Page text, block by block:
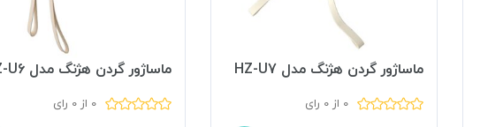
ماساژور گردن هژنگ مدل HZ-U7
0 از 0 رای
ماساژور گردن هژنگ مدل HZ-U6
0 از 0 رای